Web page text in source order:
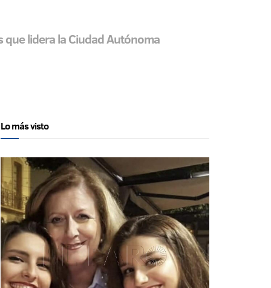
lidera la Ciudad Autónoma
Lo más visto